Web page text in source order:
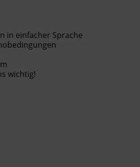
in einfacher Sprache
wichtig!